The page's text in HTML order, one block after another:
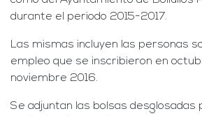
durante el periodo 2015-2017.
Las mismas incluyen las personas
empleo que se inscribieron en
noviembre 2016.
Se adjuntan las bolsas desglosadas